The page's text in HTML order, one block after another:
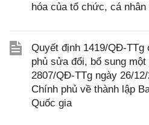
hóa của tổ chức, cá nhân
Quyết định 1419/QĐ-
phủ sửa đổi, bổ sung
2807/QĐ-TTg ngày 26/
Chính phủ về thành lập
Quốc gia